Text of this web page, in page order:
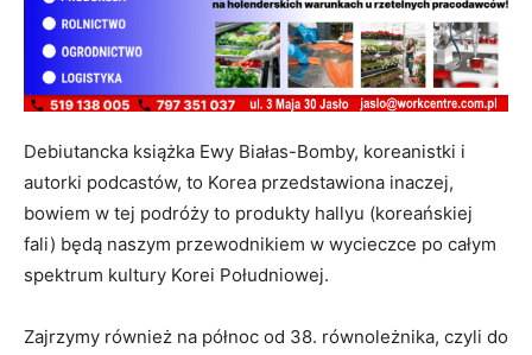
Debiutancka książka Ewy Białas-Bomby, koreanistki i
autorki podcastów, to Korea przedstawiona inaczej,
bowiem w tej podróży to produkty hallyu (koreańskiej
fali) będą naszym przewodnikiem w wycieczce po całym
spektrum kultury Korei Południowej.
Zajrzymy również na północ od 38. równoleżnika, czyli do